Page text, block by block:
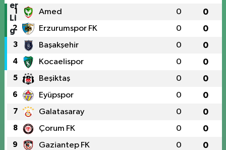
1 Amed 0 0
2 Erzurumspor FK 0 0
3 Başakşehir 0 0
4 Kocaelispor 0 0
5 Beşiktaş 0 0
6 Eyüpspor 0 0
7 Galatasaray 0 0
8 Çorum FK 0 0
9 Gaziantep FK 0 0